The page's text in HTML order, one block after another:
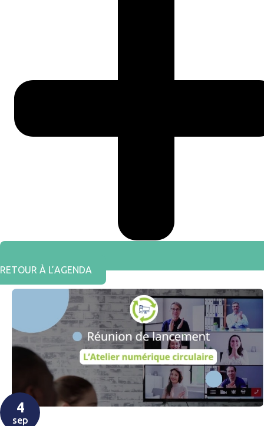
RETOUR À L’AGENDA
4
sep